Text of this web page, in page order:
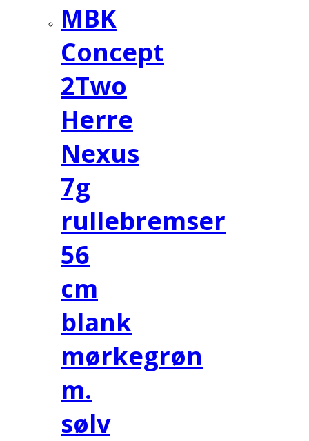
MBK
Concept
2Two
Herre
Nexus
7g
rullebremser
56
cm
blank
mørkegrøn
m.
sølv